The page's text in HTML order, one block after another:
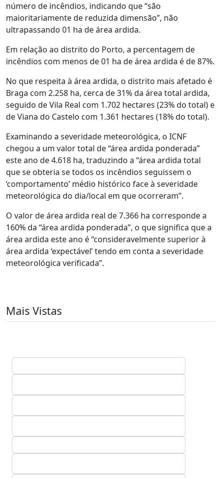
número de incêndios, indicando que “são
maioritariamente de reduzida dimensão”, não
ultrapassando 01 ha de área ardida.
Em relação ao distrito do Porto, a percentagem de
incêndios com menos de 01 ha de área ardida é de 87%.
No que respeita à área ardida, o distrito mais afetado é
Braga com 2.258 ha, cerca de 31% da área total ardida,
seguido de Vila Real com 1.702 hectares (23% do total) e
de Viana do Castelo com 1.361 hectares (18% do total).
Examinando a severidade meteorológica, o ICNF
chegou a um valor total de “área ardida ponderada”
este ano de 4.618 ha, traduzindo a “área ardida total
que se obteria se todos os incêndios seguissem o
‘comportamento’ médio histórico face à severidade
meteorológica do dia/local em que ocorreram”.
O valor de área ardida real de 7.366 ha corresponde a
160% da “área ardida ponderada”, o que significa que a
área ardida este ano é “consideravelmente superior à
área ardida ‘expectável’ tendo em conta a severidade
meteorológica verificada”.
Mais Vistas